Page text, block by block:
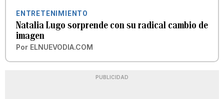
ENTRETENIMIENTO
Natalia Lugo sorprende con su radical cambio de
imagen
Por ELNUEVODIA.COM
PUBLICIDAD